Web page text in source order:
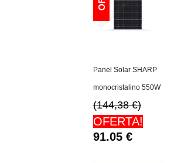
Panel Solar SHARP
monocristalino 550W
(144,38 €)
OFERTA!
91.05 €